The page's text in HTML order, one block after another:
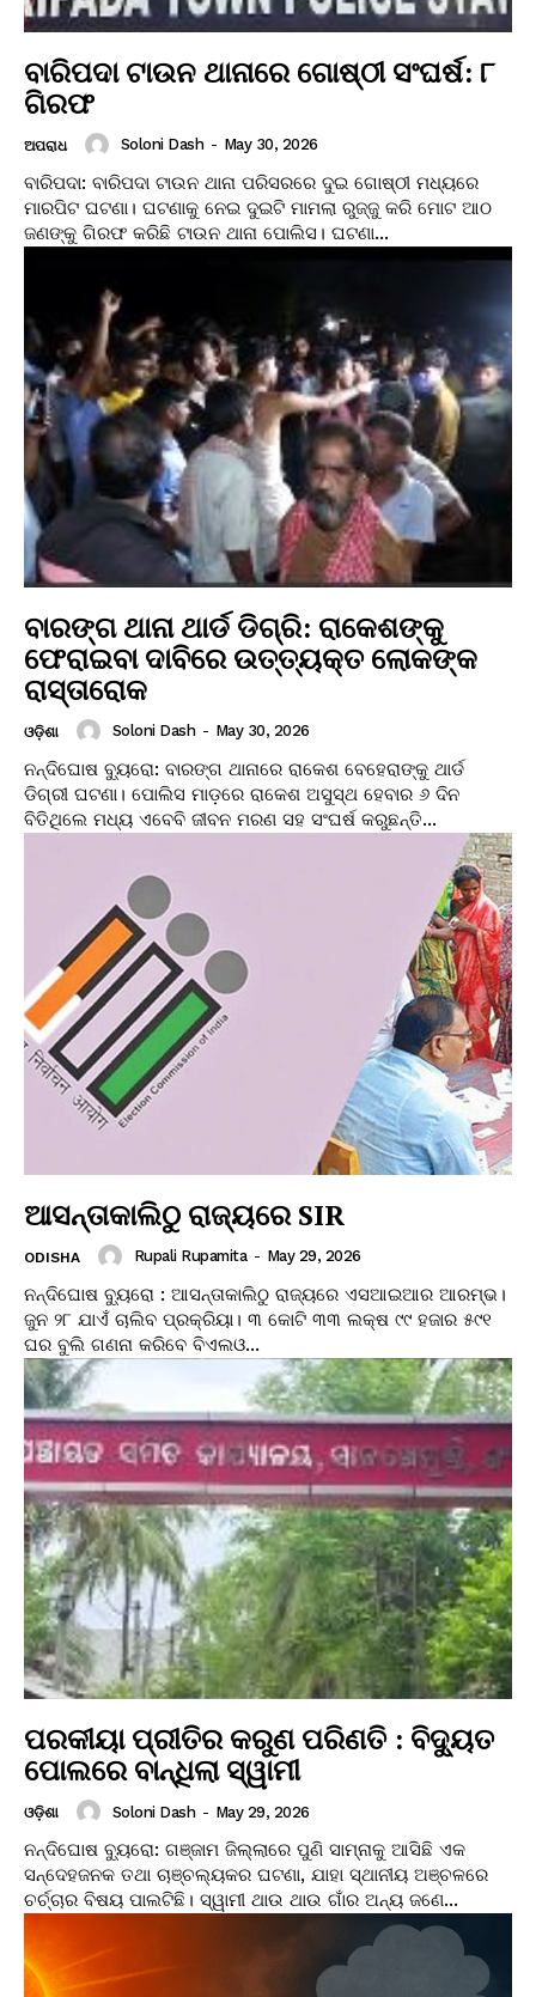
ବାରିପଦା ଟାଉନ ଥାନାରେ ଗୋଷ୍ଠୀ ସଂଘର୍ଷ: ୮
ଗିରଫ
ଅପରାଧ Soloni Dash - May 30, 2026
ବାରିପଦା: ବାରିପଦା ଟାଉନ ଥାନା ପରିସରରେ ଦୁଇ ଗୋଷ୍ଠୀ ମଧ୍ୟରେ
ମାରପିଟ ଘଟଣା। ଘଟଣାକୁ ନେଇ ଦୁଇଟି ମାମଲା ରୁଜ୍ଜୁ କରି ମୋଟ ଆଠ
ଜଣଙ୍କୁ ଗିରଫ କରିଛି ଟାଉନ ଥାନା ପୋଲିସ। ଘଟଣା...
ବାରଙ୍ଗ ଥାନା ଥାର୍ଡ ଡିଗ୍ରି: ରାକେଶଙ୍କୁ
ଫେରାଇବା ଦାବିରେ ଉତ୍ତ୍ୟକ୍ତ ଲୋକଙ୍କ
ରାସ୍ତାରୋକ
ଓଡ଼ିଶା Soloni Dash - May 30, 2026
ନନ୍ଦିଘୋଷ ବ୍ୟୁରୋ: ବାରଙ୍ଗ ଥାନାରେ ରାକେଶ ବେହେରାଙ୍କୁ ଥାର୍ଡ
ଡିଗ୍ରୀ ଘଟଣା। ପୋଲିସ ମାଡ଼ରେ ରାକେଶ ଅସୁସ୍ଥ ହେବାର ୬ ଦିନ
ବିତିଥିଲେ ମଧ୍ୟ ଏବେବି ଜୀବନ ମରଣ ସହ ସଂଘର୍ଷ କରୁଛନ୍ତି...
ଆସନ୍ତାକାଲିଠୁ ରାଜ୍ୟରେ SIR
ODISHA Rupali Rupamita - May 29, 2026
ନନ୍ଦିଘୋଷ ବ୍ୟୁରୋ : ଆସନ୍ତାକାଲିଠୁ ରାଜ୍ୟରେ ଏସଆଇଆର ଆରମ୍ଭ।
ଜୁନ ୨୮ ଯାଏଁ ଚାଲିବ ପ୍ରକ୍ରିୟା। ୩ କୋଟି ୩୩ ଲକ୍ଷ ୯୯ ହଜାର ୫୯୧
ଘର ବୁଲି ଗଣନା କରିବେ ବିଏଲଓ...
ପରକୀୟା ପ୍ରୀତିର କରୁଣ ପରିଣତି : ବିଦ୍ୟୁତ
ପୋଲରେ ବାନ୍ଧିଲା ସ୍ୱାମୀ
ଓଡ଼ିଶା Soloni Dash - May 29, 2026
ନନ୍ଦିଘୋଷ ବ୍ୟୁରୋ: ଗଞ୍ଜାମ ଜିଲ୍ଲାରେ ପୁଣି ସାମ୍ନାକୁ ଆସିଛି ଏକ
ସନ୍ଦେହଜନକ ତଥା ଚାଞ୍ଚଲ୍ୟକର ଘଟଣା, ଯାହା ସ୍ଥାନୀୟ ଅଞ୍ଚଳରେ
ଚର୍ଚ୍ଚାର ବିଷୟ ପାଲଟିଛି। ସ୍ୱାମୀ ଥାଉ ଥାଉ ଗାଁର ଅନ୍ୟ ଜଣେ...